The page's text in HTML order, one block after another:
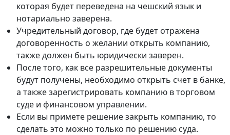
которая будет переведена на чешский язык и
нотариально заверена.
Учредительный договор, где будет отражена
договоренность о желании открыть компанию,
также должен быть юридически заверен.
После того, как все разрешительные документы
будут получены, необходимо открыть счет в банке,
а также зарегистрировать компанию в торговом
суде и финансовом управлении.
Если вы примете решение закрыть компанию, то
сделать это можно только по решению суда.